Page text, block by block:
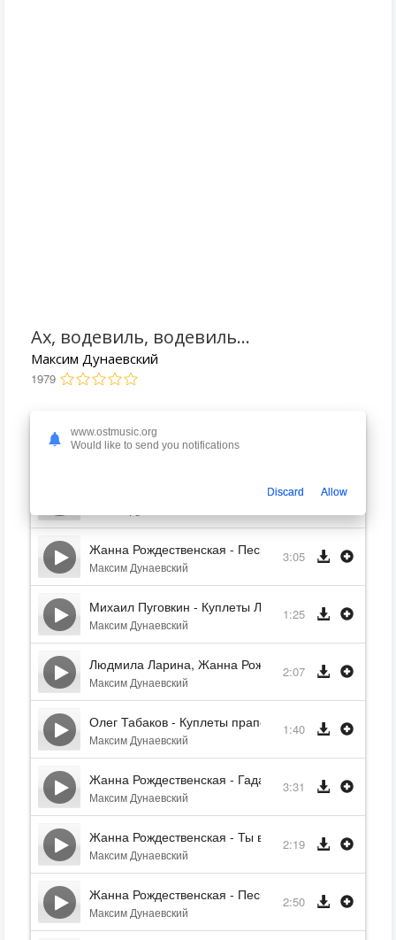
Ах, водевиль, водевиль...
Максим Дунаевский
1979
Людмила Ларина - Ах, этот вечер
Максим Дунаевский
Людмила Ларина - Ах, водевиль, водевиль
3:00
Жанна Рождественская - Песня шута
Максим Дунаевский
3:05
Михаил Пуговкин - Куплеты Лисичкина
Максим Дунаевский
1:25
Людмила Ларина, Жанна Рождественская -
Максим Дунаевский
2:07
Олег Табаков - Куплеты прапорщика Ушицы
Максим Дунаевский
1:40
Жанна Рождественская - Гаданье
Максим Дунаевский
3:31
Жанна Рождественская - Ты все поймешь
Максим Дунаевский
2:19
Жанна Рождественская - Песня о любопытстве
Максим Дунаевский
2:50
www.ostmusic.org
Would like to send you notifications
Discard Allow